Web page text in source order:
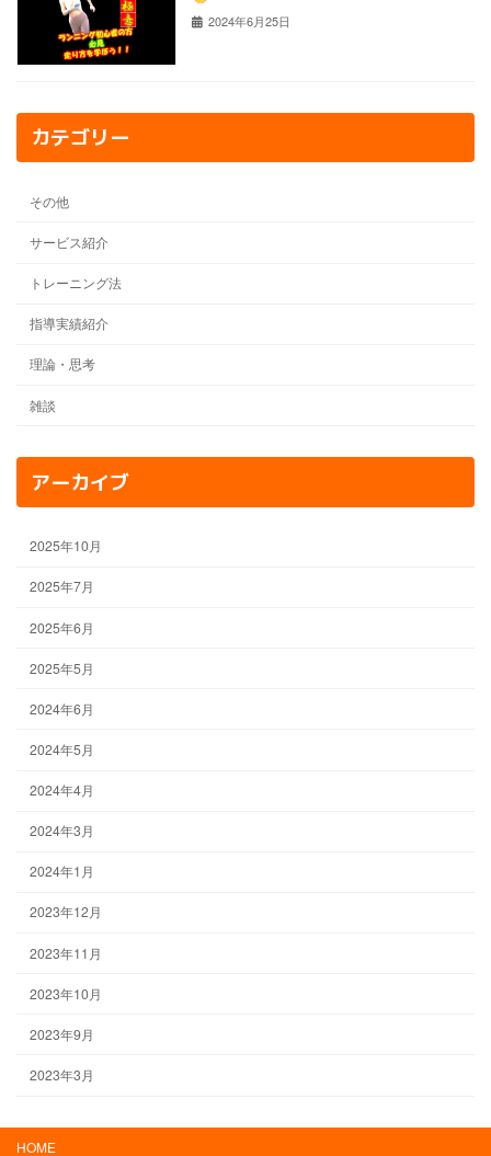
2024年6月25日
カテゴリー
その他
サービス紹介
トレーニング法
指導実績紹介
理論・思考
雑談
アーカイブ
2025年10月
2025年7月
2025年6月
2025年5月
2024年6月
2024年5月
2024年4月
2024年3月
2024年1月
2023年12月
2023年11月
2023年10月
2023年9月
2023年3月
HOME